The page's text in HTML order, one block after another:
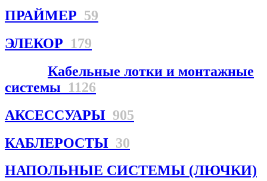
ПРАЙМЕР 59
ЭЛЕКОР 179
Кабельные лотки и монтажные
системы 1126
АКСЕССУАРЫ 905
КАБЛЕРОСТЫ 30
НАПОЛЬНЫЕ СИСТЕМЫ (ЛЮЧКИ)